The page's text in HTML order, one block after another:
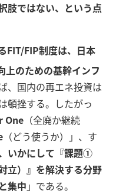
肢ではない、という点
FIT/FIP制度は、日本
上のための基幹インフ
、国内の再エネ投資は
頓挫する。したがっ
One （全廃か継続
（どう使うか）」、す
いかにして『課題①
立）』を解決する分野
集中 」である。